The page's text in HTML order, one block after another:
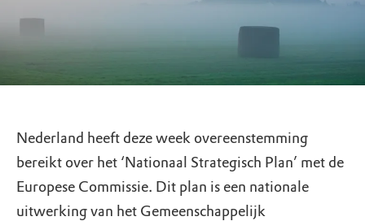
Nederland heeft deze week overeenstemming
bereikt over het ‘Nationaal Strategisch Plan’ met de
Europese Commissie. Dit plan is een nationale
uitwerking van het Gemeenschappelijk